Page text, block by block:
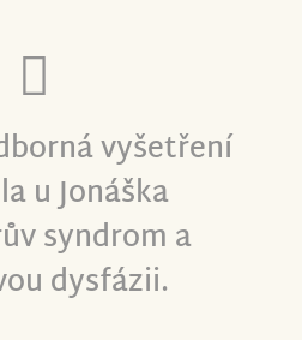
vyšetření
u Jonáška
syndrom a
dysfázii.